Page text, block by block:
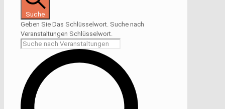
Suche
Geben Sie Das Schlüsselwort. Suche nach
Veranstaltungen Schlüsselwort.